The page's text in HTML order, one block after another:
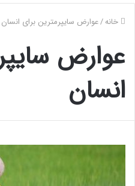
خانه/عوارض سايپرمترين برای انسان
عوارض
انسان